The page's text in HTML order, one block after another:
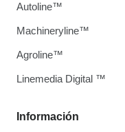
Información
Autoline™
Machineryline™
Agroline™
Linemedia Digital ™